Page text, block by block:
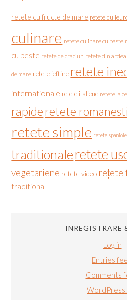
retete cu fructe de mare retete cu
culinare retete culinare cu paste
cu peste retete de craciun retete din ardeal
de mare retete ieftine retete
internationale retete italiene retete la
rapideretete
retete simple retete spaniole
traditionaleretete
vegetariene retete video rețete
traditional
INREGISTRARE
Log in
Entries
Comments